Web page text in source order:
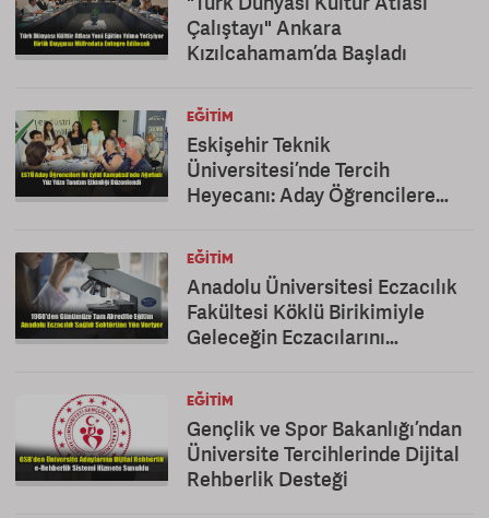
Çalıştayı" Ankara
Kızılcahamam’da Başladı
EĞITIM
Eskişehir Teknik
Üniversitesi’nde Tercih
Heyecanı: Aday Öğrencilere
EĞITIM
Anadolu Üniversitesi Eczacılık
Fakültesi Köklü Birikimiyle
Geleceğin Eczacılarını
EĞITIM
Gençlik ve Spor Bakanlığı’ndan
Üniversite Tercihlerinde Dijital
Rehberlik Desteği